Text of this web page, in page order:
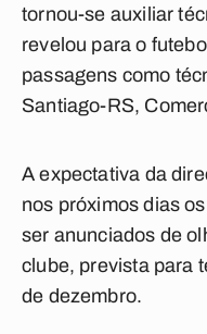
tornou-se auxiliar
revelou para o
passagens como
Santiago-RS,
A expectativa da
nos próximos dias
ser anunciados de
clube, prevista para
de dezembro.